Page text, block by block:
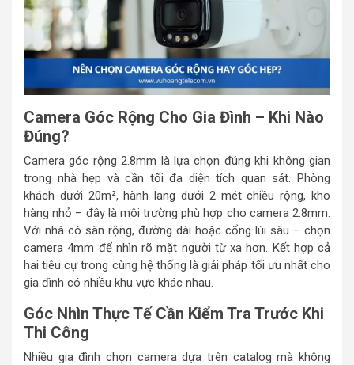
Camera Góc Rộng Cho Gia Đình – Khi Nào
Đúng?
Camera góc rộng 2.8mm là lựa chọn đúng khi không gian
trong nhà hẹp và cần tối đa diện tích quan sát. Phòng
khách dưới 20m², hành lang dưới 2 mét chiều rộng, kho
hàng nhỏ – đây là môi trường phù hợp cho camera 2.8mm.
Với nhà có sân rộng, đường dài hoặc cổng lùi sâu – chọn
camera 4mm để nhìn rõ mặt người từ xa hơn. Kết hợp cả
hai tiêu cự trong cùng hệ thống là giải pháp tối ưu nhất cho
gia đình có nhiều khu vực khác nhau.
Góc Nhìn Thực Tế Cần Kiểm Tra Trước Khi
Thi Công
Nhiều gia đình chọn camera dựa trên catalog mà không